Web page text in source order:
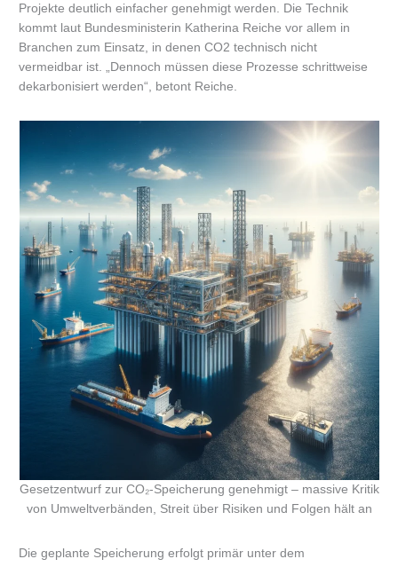
Projekte deutlich einfacher genehmigt werden. Die Technik
kommt laut Bundesministerin Katherina Reiche vor allem in
Branchen zum Einsatz, in denen CO2 technisch nicht
vermeidbar ist. „Dennoch müssen diese Prozesse schrittweise
dekarbonisiert werden“, betont Reiche.
Gesetzentwurf zur CO₂-Speicherung genehmigt – massive Kritik
von Umweltverbänden, Streit über Risiken und Folgen hält an
Die geplante Speicherung erfolgt primär unter dem